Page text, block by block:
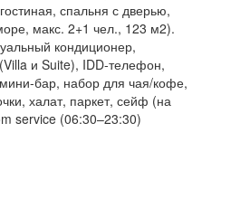
спальня с дверью,
макс. 2+1 чел., 123 м2).
кондиционер,
и Suite), IDD-телефон,
бар, набор для чая/кофе,
халат, паркет, сейф (на
service (06:30–23:30)